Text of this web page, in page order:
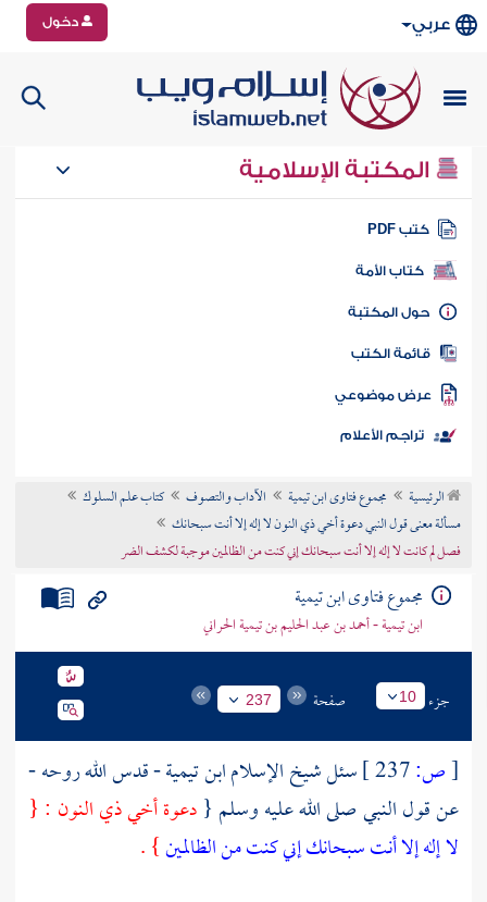
عربي دخول
المكتبة الإسلامية
كتب PDF
كتاب الأمة
المكتبة
الكتب
موضوعي
تراجم الأعلام
الرئيسية مجموع فتاوى ابن تيمية الآداب والتصوف
كتاب علم السلوك
مسألة معنى قول النبي دعوة أخي ذي النون لا إله إلا أنت سبحانك
فصل لم كانت لا إله إلا أنت سبحانك إني كنت من الظالمين موجبة لكشف الضر
مجموع فتاوى ابن تيمية
ابن تيمية - أحمد بن عبد الحليم بن تيمية الحراني
جزء 10 صفحة 237
[ص: سئل شيخ الإسلامابن تيمية- قدس الله روحه -
عن قول النبي صلى الله عليه وسلم {دعوة أخيذي النون : {
لا إله إلا أنت سبحانك إني كنت من الظالمين} .